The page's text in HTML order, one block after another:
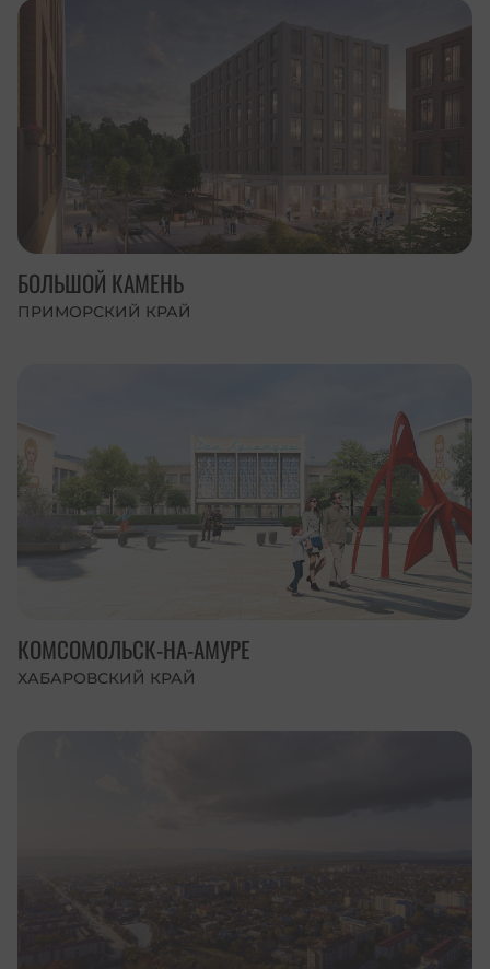
БОЛЬШОЙ КАМЕНЬ
ПРИМОРСКИЙ КРАЙ
КОМСОМОЛЬСК-НА-АМУРЕ
ХАБАРОВСКИЙ КРАЙ